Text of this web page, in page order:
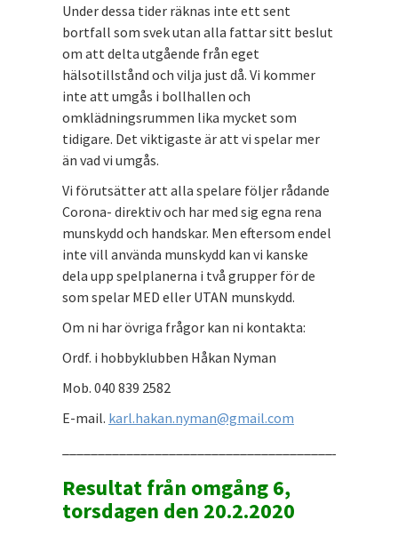
Under dessa tider räknas inte ett sent
bortfall som svek utan alla fattar sitt beslut
om att delta utgående från eget
hälsotillstånd och vilja just då. Vi kommer
inte att umgås i bollhallen och
omklädningsrummen lika mycket som
tidigare. Det viktigaste är att vi spelar mer
än vad vi umgås.
Vi förutsätter att alla spelare följer rådande
Corona- direktiv och har med sig egna rena
munskydd och handskar. Men eftersom endel
inte vill använda munskydd kan vi kanske
dela upp spelplanerna i två grupper för de
som spelar MED eller UTAN munskydd.
Om ni har övriga frågor kan ni kontakta:
Ordf. i hobbyklubben Håkan Nyman
Mob. 040 839 2582
E-mail. karl.hakan.nyman@gmail.com
Resultat från omgång 6,
torsdagen den 20.2.2020